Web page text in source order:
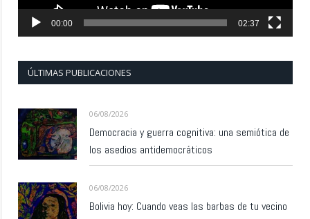
00:00 02:37
ÚLTIMAS PUBLICACIONES
06/08/2026
Democracia y guerra cognitiva: una semiótica de
los asedios antidemocráticos
06/08/2026
Bolivia hoy: Cuando veas las barbas de tu vecino